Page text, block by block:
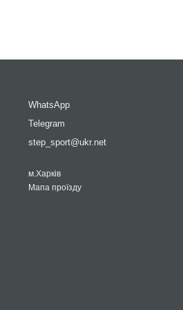
WhatsApp
Telegram
step_sport@ukr.net
м.Харків
Мапа проїзду